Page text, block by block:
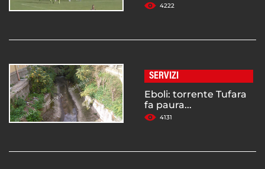
4222
SERVIZI
Eboli: torrente Tufara
fa paura...
4131